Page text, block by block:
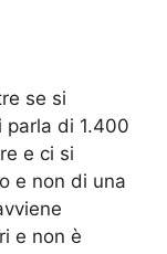
se si
parla di 1.400
e ci si
e non di una
e non è